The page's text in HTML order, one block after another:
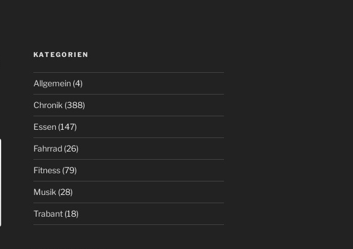
KATEGORIEN
Allgemein(4)
Chronik (388)
Essen(147)
Fahrrad(26)
Fitness(79)
Musik (28)
Trabant(18)